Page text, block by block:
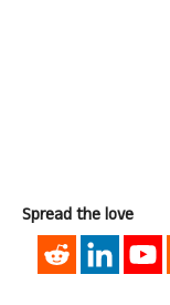
Spread the love